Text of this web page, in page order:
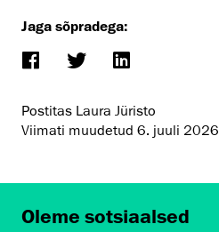
Jaga sõpradega:
Postitas Laura Jüristo
Viimati muudetud 6. juuli 2026
Oleme sotsiaalsed